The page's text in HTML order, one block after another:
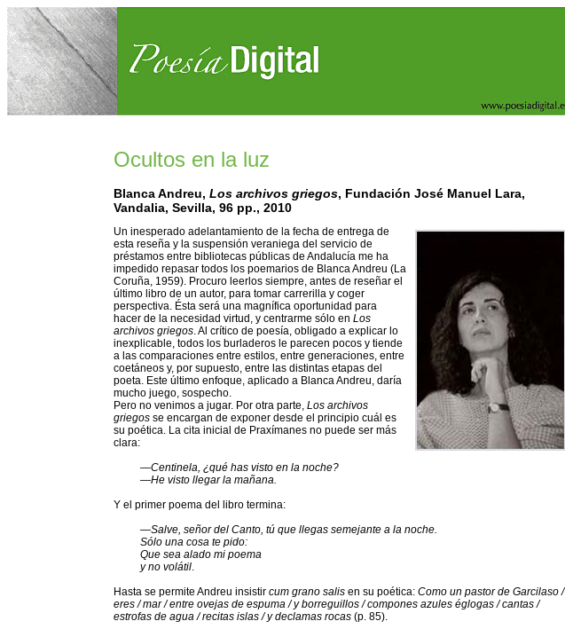
Ocultos en la luz
Blanca Andreu, Los archivos griegos, Fundación José Manuel Lara,
Vandalia, Sevilla, 96 pp., 2010
Un inesperado adelantamiento de la fecha de entrega de
esta reseña y la suspensión veraniega del servicio de
préstamos entre bibliotecas públicas de Andalucía me ha
impedido repasar todos los poemarios de Blanca Andreu (La
Coruña, 1959). Procuro leerlos siempre, antes de reseñar el
último libro de un autor, para tomar carrerilla y coger
perspectiva. Ésta será una magnífica oportunidad para
hacer de la necesidad virtud, y centrarme sólo en Los
archivos griegos. Al crítico de poesía, obligado a explicar lo
inexplicable, todos los burladeros le parecen pocos y tiende
a las comparaciones entre estilos, entre generaciones, entre
coetáneos y, por supuesto, entre las distintas etapas del
poeta. Este último enfoque, aplicado a Blanca Andreu, daría
mucho juego, sospecho.
Pero no venimos a jugar. Por otra parte, Los archivos
griegos se encargan de exponer desde el principio cuál es
su poética. La cita inicial de Praxímanes no puede ser más
clara:
—Centinela, ¿qué has visto en la noche?
—He visto llegar la mañana.
Y el primer poema del libro termina:
—Salve, señor del Canto, tú que llegas semejante a la noche.
Sólo una cosa te pido:
Que sea alado mi poema
y no volátil.
Hasta se permite Andreu insistir cum grano salis en su poética: Como un pastor de Garcilaso /
eres / mar / entre ovejas de espuma / y borreguillos / compones azules églogas / cantas /
estrofas de agua / recitas islas / y declamas rocas (p. 85).